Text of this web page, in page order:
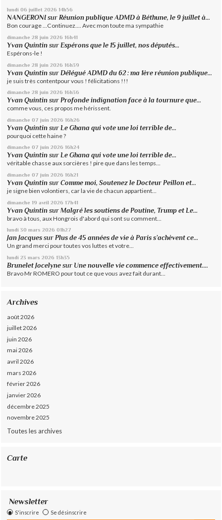
lundi 06 juillet 2026 14h56
NANGERONI surRéunion publique ADMD à Béthune, le 9 juillet à...
Bon courage ...Continuez.... Avec mon toute ma sympathie
dimanche 28 juin 2026 16h41
Yvan Quintin surEspérons que le 15 juillet, nos députés...
Espérons-le !
dimanche 28 juin 2026 16h39
Yvan Quintin surDélégué ADMD du 62 : ma 1ère réunion publique...
je suis très contentpour vous ! félicitations !!!
dimanche 28 juin 2026 16h36
Yvan Quintin surProfonde indignation face à la tournure que...
comme vous, ces propos me hérissent.
dimanche 07 juin 2026 16h26
Yvan Quintin sur Le Ghana qui vote une loi terrible de...
pourquoi cette haine ?
dimanche 07 juin 2026 16h24
Yvan Quintin surLe Ghana qui vote une loi terrible de...
véritable chasse aux sorcières ! pire que dans les temps...
dimanche 07 juin 2026 16h21
Yvan Quintin surComme moi, Soutenez le Docteur Peillon et...
je signe bien volontiers, car la vie de chacun appartient...
dimanche 19 avril 2026 17h41
Yvan Quintin surMalgré les soutiens de Poutine, Trump et Le...
bravo à tous, aux Hongrois d'abord qui sont su comment...
lundi 30 mars 2026 01h27
Jan Jacques surPlus de 45 années de vie à Paris s’achèvent ce...
Un grand merci pour toutes vos luttes et votre...
lundi 23 mars 2026 13h35
Brunelet Jocelyne sur Une nouvelle vie commence effectivement....
Bravo Mr ROMERO pour tout ce que vous avez fait durant...
Archives
août 2026
juillet 2026
juin 2026
mai 2026
avril 2026
mars 2026
février 2026
janvier 2026
décembre 2025
novembre 2025
Toutes les archives
Carte
Newsletter
S'inscrire Se désinscrire